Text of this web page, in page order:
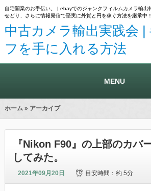
自宅開業のお手伝い。 | ebayでのジャンクフィルムカメラ輸出
せどり、さらに情報発信で堅実に外貨と円を稼ぐ方法を継承中！
中古カメラ輸出実践会 |
フを手に入れる方法
MENU
ホーム» アーカイブ
『Nikon F90』の上部のカバ
してみた。
2021年09月20日 目安時間：約 5分